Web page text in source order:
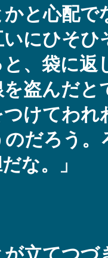
と心配で
にひそひ
、袋に返
盗んだと
けてわれ
だろう。
な。」